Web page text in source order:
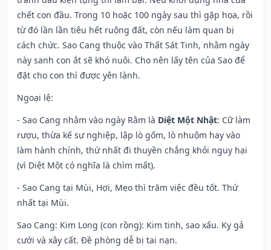
chết con đầu. Trong 10 hoặc 100 ngày sau thì gặp họa, rồi
từ đó lần lần tiêu hết ruộng đất, còn nếu làm quan bị
cách chức. Sao Cang thuộc vào Thất Sát Tinh, nhằm ngày
này sanh con ắt sẽ khó nuôi. Cho nên lấy tên của Sao để
đặt cho con thì được yên lành.
Ngoại lệ:
- Sao Cang nhằm vào ngày Rằm là Diệt Một Nhật: Cữ làm
rượu, thừa kế sự nghiệp, lập lò gốm, lò nhuộm hay vào
làm hành chính, thứ nhất đi thuyền chẳng khỏi nguy hại
(vì Diệt Một có nghĩa là chìm mất).
- Sao Cang tại Mùi, Hợi, Mẹo thì trăm việc đều tốt. Thứ
nhất tại Mùi.
Sao Cang: Kim Long (con rồng): Kim tinh, sao xấu. Kỵ gả
cưới và xây cất. Đề phòng dễ bị tai nạn.